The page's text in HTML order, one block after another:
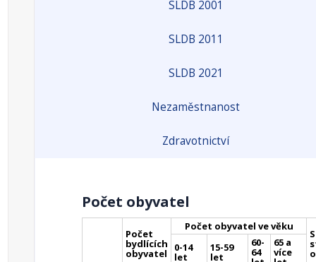
SLDB 2001
SLDB 2011
SLDB 2021
Nezaměstnanost
Zdravotnictví
Počet obyvatel
Počet
bydlících
obyvatel
Počet obyvatel ve věku
0-14
let
15-59
let
60-
64
65 a
více